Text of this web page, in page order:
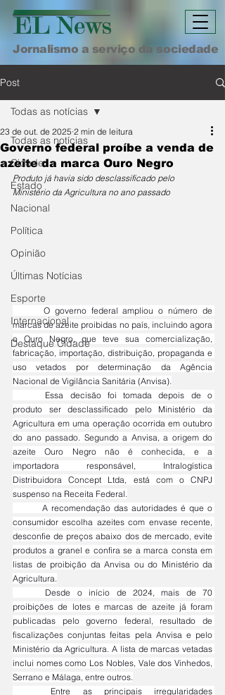
Jornalismo a serviço da sociedade
Post
Todas as notícias
Cidade
Estado
Nacional
Política
Opinião
Últimas Notícias
Esporte
Internacional
Destaque Cidade
Todas as notícias
Governo federal proíbe a venda de
azeite da marca Ouro Negro
23 de out. de 2025 2 min de leitura
Produto já havia sido desclassificado pelo
Ministério da Agricultura no ano passado
marcas de azeite proibidas no país, incluindo agora
o Ouro Negro, que teve sua comercialização,
fabricação, importação, distribuição, propaganda e
uso vetados por determinação da Agência
Nacional de Vigilância Sanitária (Anvisa).
produto ser desclassificado pelo Ministério da
Agricultura em uma operação ocorrida em outubro
do ano passado. Segundo a Anvisa, a origem do
azeite Ouro Negro não é conhecida, e a
importadora responsável, Intralogística
Distribuidora Concept Ltda, está com o CNPJ
suspenso na Receita Federal.
consumidor escolha azeites com envase recente,
desconfie de preços abaixo dos de mercado, evite
produtos a granel e confira se a marca consta em
listas de proibição da Anvisa ou do Ministério da
Agricultura.
proibições de lotes e marcas de azeite já foram
publicadas pelo governo federal, resultado de
fiscalizações conjuntas feitas pela Anvisa e pelo
Ministério da Agricultura. A lista de marcas vetadas
inclui nomes como Los Nobles, Vale dos Vinhedos,
Serrano e Málaga, entre outros.